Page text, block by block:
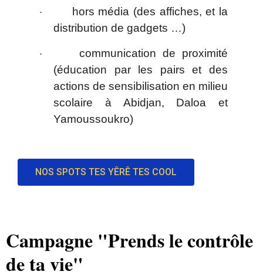
·
hors média (des affiches, et la
distribution de gadgets …)
·
communication de proximité
(éducation par les pairs et des
actions de sensibilisation en milieu
scolaire à Abidjan, Daloa et
Yamoussoukro)
NOS SPOTS TES YÊRÊ TES COOL
Campagne "Prends le contrôle
de ta vie"